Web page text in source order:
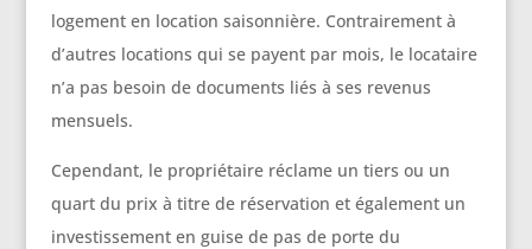
logement en location saisonnière. Contrairement à
d’autres locations qui se payent par mois, le locataire
n’a pas besoin de documents liés à ses revenus
mensuels.
Cependant, le propriétaire réclame un tiers ou un
quart du prix à titre de réservation et également un
investissement en guise de pas de porte du